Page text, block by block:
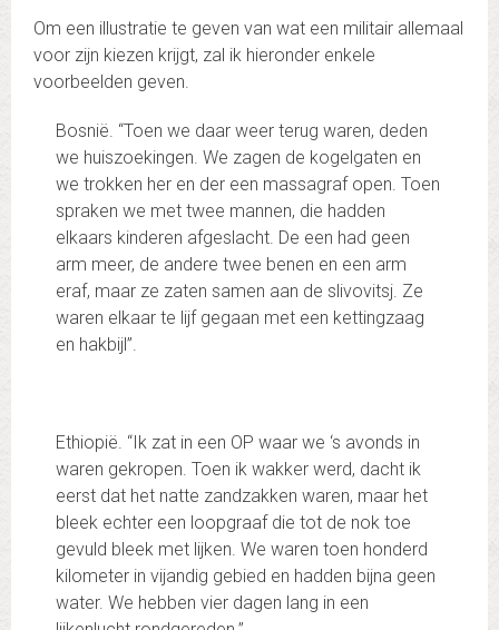
Om een illustratie te geven van wat een militair allemaal
voor zijn kiezen krijgt, zal ik hieronder enkele
voorbeelden geven.
Bosnië. “Toen we daar weer terug waren, deden
we huiszoekingen. We zagen de kogelgaten en
we trokken her en der een massagraf open. Toen
spraken we met twee mannen, die hadden
elkaars kinderen afgeslacht. De een had geen
arm meer, de andere twee benen en een arm
eraf, maar ze zaten samen aan de slivovitsj. Ze
waren elkaar te lijf gegaan met een kettingzaag
en hakbijl”.
Ethiopië. “Ik zat in een OP waar we ‘s avonds in
waren gekropen. Toen ik wakker werd, dacht ik
eerst dat het natte zandzakken waren, maar het
bleek echter een loopgraaf die tot de nok toe
gevuld bleek met lijken. We waren toen honderd
kilometer in vijandig gebied en hadden bijna geen
water. We hebben vier dagen lang in een